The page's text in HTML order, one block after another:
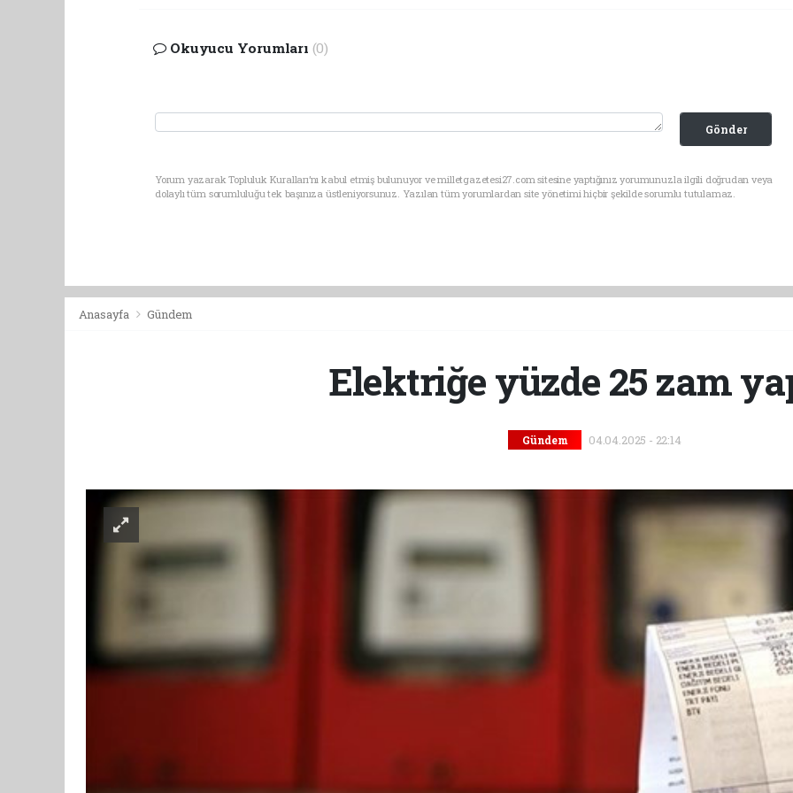
Okuyucu Yorumları (0)
Gönder
Yorum yazarak Topluluk Kuralları’nı kabul etmiş bulunuyor ve milletgazetesi27.com sitesine yaptığınız yorumunuzla ilgili doğrudan veya
dolaylı tüm sorumluluğu tek başınıza üstleniyorsunuz. Yazılan tüm yorumlardan site yönetimi hiçbir şekilde sorumlu tutulamaz.
Anasayfa Gündem
Elektriğe yüzde 25 zam
Gündem 04.04.2025 - 22:14